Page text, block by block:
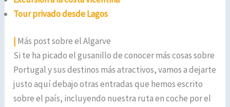
Tour privado desde Lagos
| Más post sobre el Algarve
Si te ha picado el gusanillo de conocer más cosas sobre
Portugal y sus destinos más atractivos, vamos a dejarte
justo aquí debajo otras entradas que hemos escrito
sobre el país, incluyendo nuestra ruta en coche por el